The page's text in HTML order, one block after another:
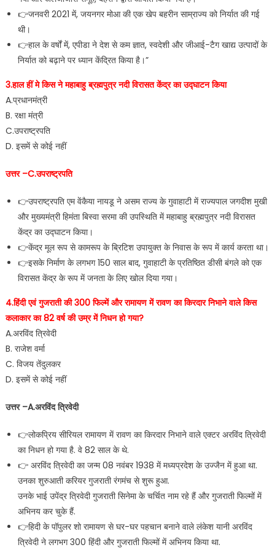
👉जनवरी 2021 में, जयनगर मोआ की एक खेप बहरीन साम्राज्य को निर्यात की गई
थी।
👉हाल के वर्षों में, एपीडा ने देश से कम ज्ञात, स्वदेशी और जीआई-टैग खाद्य उत्पादों के
निर्यात को बढ़ाने पर ध्यान केंद्रित किया है।”
3.हाल हीं मे किस ने महाबाहु ब्रह्मपुत्र नदी विरासत केंद्र का उद्घाटन किया
A.प्रधानमंत्री
B. रक्षा मंत्री
C.उपराष्ट्रपति
D. इसमें से कोई नहीं
उत्तर –C.उपराष्ट्रपति
👉उपराष्ट्रपति एम वेंकैया नायडू ने असम राज्य के गुवाहाटी में राज्यपाल जगदीश मुखी
और मुख्यमंत्री हिमंता बिस्वा सरमा की उपस्थिति में महाबाहु ब्रह्मपुत्र नदी विरासत
केंद्र का उद्घाटन किया।
👉केंद्र मूल रूप से कामरूप के ब्रिटिश उपायुक्त के निवास के रूप में कार्य करता था।
👉इसके निर्माण के लगभग 150 साल बाद, गुवाहाटी के प्रतिष्ठित डीसी बंगले को एक
विरासत केंद्र के रूप में जनता के लिए खोल दिया गया।
4.हिंदी एवं गुजराती की 300 फिल्में और रामायण में रावण का किरदार निभाने वाले किस
कलाकार का 82 वर्ष की उम्र में निधन हो गया?
A.अरविंद त्रिवेदी
B. राजेश वर्मा
C. विजय तेंदुलकर
D. इसमें से कोई नहीं
उत्तर –A.अरविंद त्रिवेदी
👉लोकप्रिय सीरियल रामायण में रावण का किरदार निभाने वाले एक्टर अरविंद त्रिवेदी
का निधन हो गया है. वे 82 साल के थे.
👉 अरविंद त्रिवेदी का जन्म 08 नवंबर 1938 में मध्यप्रदेश के उज्जैन में हुआ था.
उनका शुरुआती करियर गुजराती रंगमंच से शुरू हुआ.
उनके भाई उपेंद्र त्रिवेदी गुजराती सिनेमा के चर्चित नाम रहे हैं और गुजराती फिल्मों में
अभिनय कर चुके हैं.
👉हिदी के पॉपुलर शो रामायण से घर-घर पहचान बनाने वाले लंकेश यानी अरविंद
त्रिवेदी ने लगभग 300 हिंदी और गुजराती फिल्मों में अभिनय किया था.